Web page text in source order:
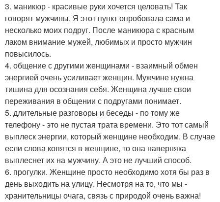
3. маникюр - красивые руки хочется целовать! Так
говорят мужчины. Я этот пункт опробовала сама и
несколько моих подруг. После маникюра с красным
лаком внимание мужей, любимых и просто мужчин
повысилось.
4. общение с другими женщинами - взаимный обмен
энергией очень усиливает женщин. Мужчине нужна
тишина для осознания себя. Женщина лучше свои
переживания в общении с подругами понимает.
5. длительные разговоры и беседы - по тому же
телефону - это не пустая трата времени. Это тот самый
выплеск энергии, который женщине необходим. В случае
если слова копятся в женщине, то она наверняка
выплеснет их на мужчину. А это не лучший способ.
6. прогулки. Женщине просто необходимо хотя бы раз в
день выходить на улицу. Несмотря на то, что мы -
хранительницы очага, связь с природой очень важна!